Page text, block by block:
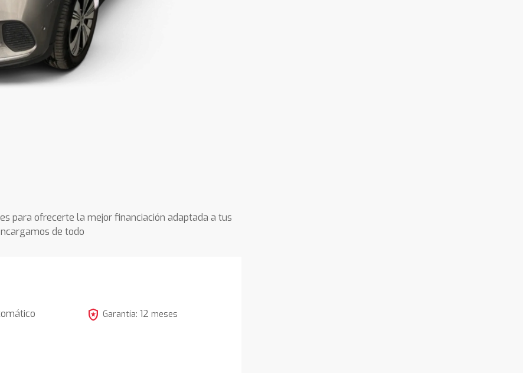
para ofrecerte la mejor financiación adaptada a tus
de todo
local_police Garantía: 12 meses